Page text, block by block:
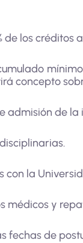
de los créditos
concepto
admisión de
con la
médicos y
fechas de